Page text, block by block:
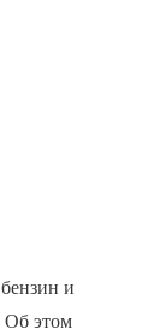
и
Об этом